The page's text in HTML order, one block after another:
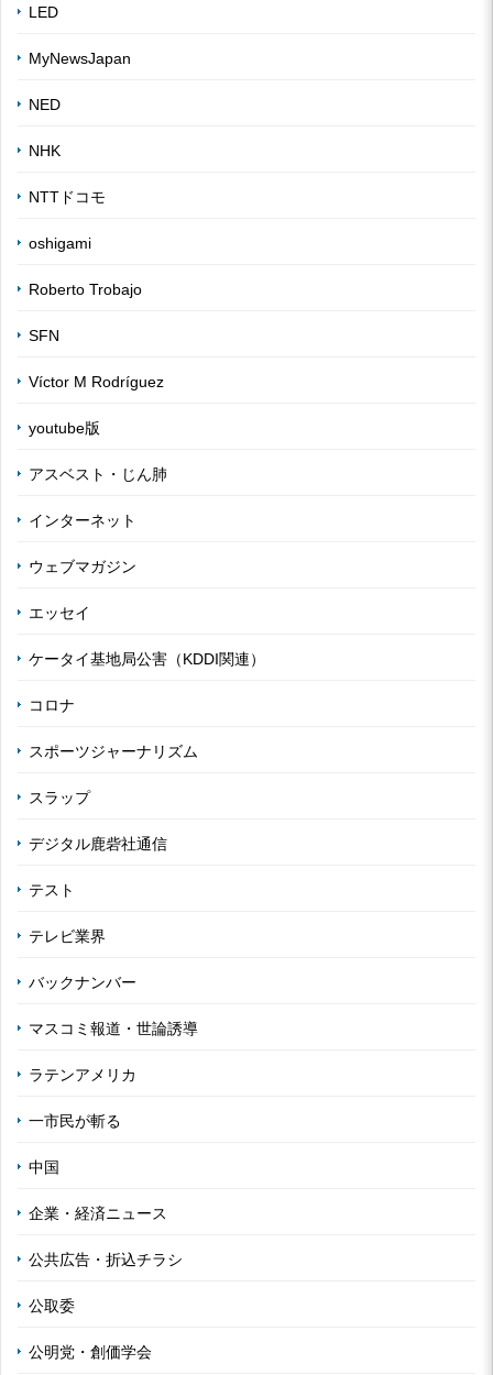
LED
MyNewsJapan
NED
NHK
NTTドコモ
oshigami
Roberto Trobajo
SFN
Víctor M Rodríguez
youtube版
アスベスト・じん肺
インターネット
ウェブマガジン
エッセイ
ケータイ基地局公害（KDDI関連）
コロナ
スポーツジャーナリズム
スラップ
デジタル鹿砦社通信
テスト
テレビ業界
バックナンバー
マスコミ報道・世論誘導
ラテンアメリカ
一市民が斬る
中国
企業・経済ニュース
公共広告・折込チラシ
公取委
公明党・創価学会